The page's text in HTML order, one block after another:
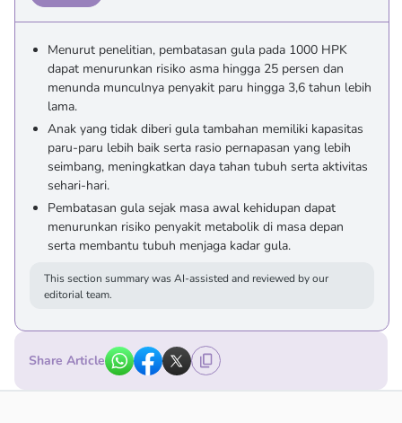
Menurut penelitian, pembatasan gula pada 1000 HPK
dapat menurunkan risiko asma hingga 25 persen dan
menunda munculnya penyakit paru hingga 3,6 tahun lebih
lama.
Anak yang tidak diberi gula tambahan memiliki kapasitas
paru-paru lebih baik serta rasio pernapasan yang lebih
seimbang, meningkatkan daya tahan tubuh serta aktivitas
sehari-hari.
Pembatasan gula sejak masa awal kehidupan dapat
menurunkan risiko penyakit metabolik di masa depan
serta membantu tubuh menjaga kadar gula.
This section summary was AI-assisted and reviewed by our
editorial team.
Share Article